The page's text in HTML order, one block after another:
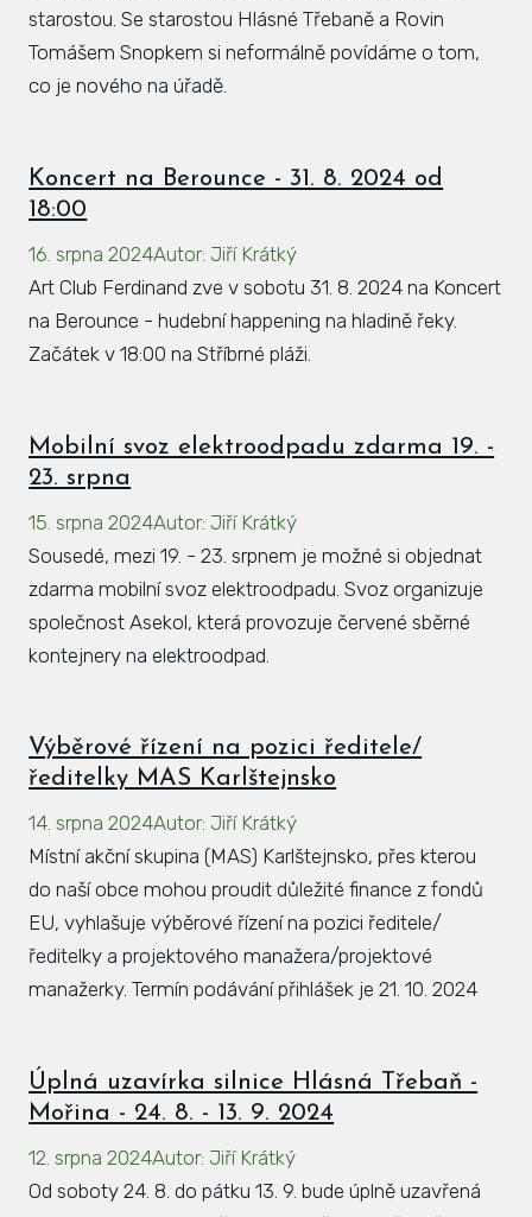
starostou. Se starostou Hlásné Třebaně a Rovin
Tomášem Snopkem si neformálně povídáme o tom,
co je nového na úřadě.
Koncert na Berounce - 31. 8. 2024 od
18:00
16. srpna 2024Autor: Jiří Krátký
Art Club Ferdinand zve v sobotu 31. 8. 2024 na Koncert
na Berounce - hudební happening na hladině řeky.
Začátek v 18:00 na Stříbrné pláži.
Mobilní svoz elektroodpadu zdarma 19. -
23. srpna
15. srpna 2024Autor: Jiří Krátký
Sousedé, mezi 19. - 23. srpnem je možné si objednat
zdarma mobilní svoz elektroodpadu. Svoz organizuje
společnost Asekol, která provozuje červené sběrné
kontejnery na elektroodpad.
Výběrové řízení na pozici ředitele/
ředitelky MAS Karlštejnsko
14. srpna 2024Autor: Jiří Krátký
Místní akční skupina (MAS) Karlštejnsko, přes kterou
do naší obce mohou proudit důležité finance z fondů
EU, vyhlašuje výběrové řízení na pozici ředitele/
ředitelky a projektového manažera/projektové
manažerky. Termín podávání přihlášek je 21. 10. 2024
Úplná uzavírka silnice Hlásná Třebaň -
Mořina - 24. 8. - 13. 9. 2024
12. srpna 2024Autor: Jiří Krátký
Od soboty 24. 8. do pátku 13. 9. bude úplně uzavřená